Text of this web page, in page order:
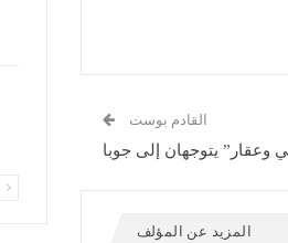
القادم بوست
وعقار” يتوجهان إلى جوبا
المزيد عن المؤلف